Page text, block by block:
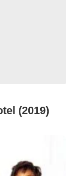
(2019)